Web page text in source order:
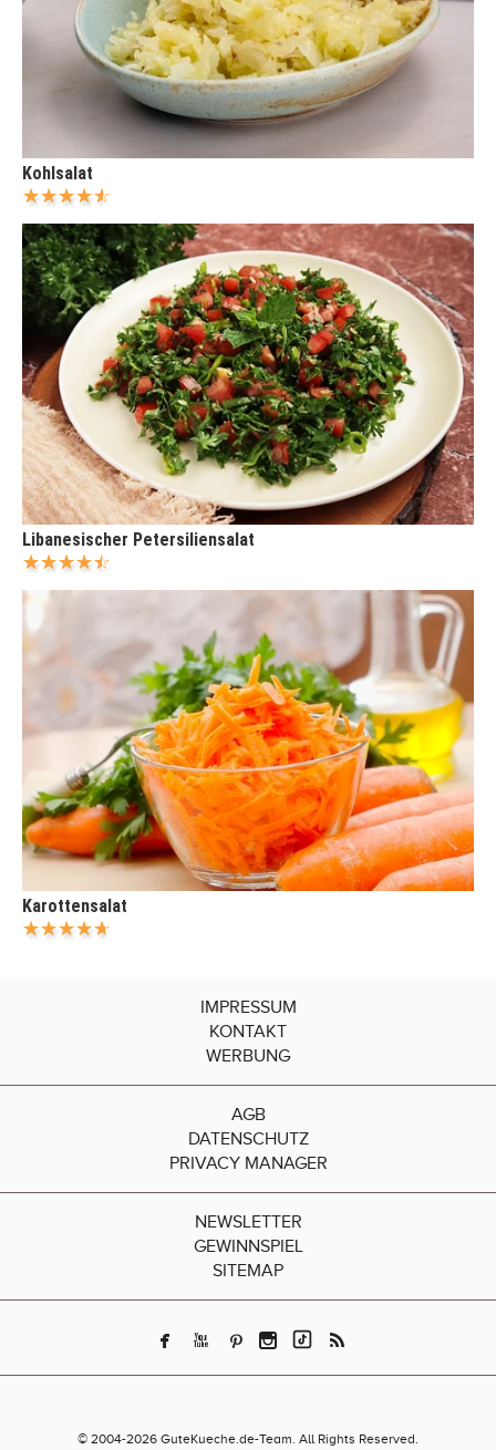
Kohlsalat
Libanesischer Petersiliensalat
Karottensalat
IMPRESSUM
KONTAKT
WERBUNG
AGB
DATENSCHUTZ
PRIVACY MANAGER
NEWSLETTER
GEWINNSPIEL
SITEMAP
© 2004-2026 GuteKueche.de-Team. All Rights Reserved.